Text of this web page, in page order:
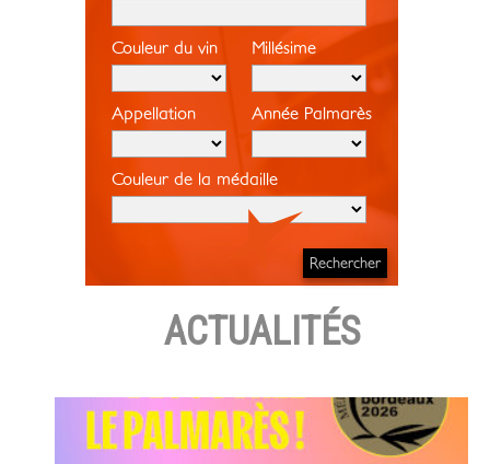
Couleur du vin Millésime
Appellation Année Palmarès
Couleur de la médaille
ACTUALITÉS